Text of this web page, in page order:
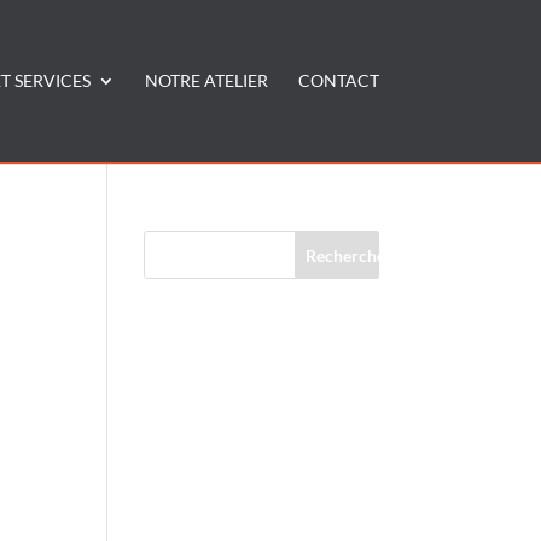
SERVICES NOTRE ATELIER CONTACT